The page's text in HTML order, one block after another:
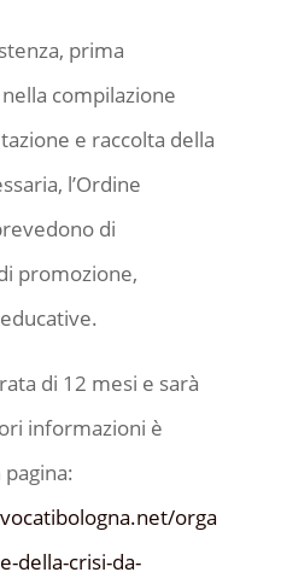
prima
compilazione
e raccolta della
l’Ordine
di
promozione,
di 12 mesi e sarà
informazioni è
orga
della-crisi-da-